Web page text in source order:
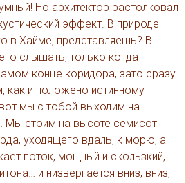
Но архитектор растолковал
эффект. В природе
в Хайме, представляешь? В
слышать, только когда
конце коридора, зато сразу
как и положено истинному
мы с тобой выходим на
стоим на высоте семисот
уходящего вдаль, к морю, а
поток, мощный и скользкий,
и низвергается вниз, вниз,